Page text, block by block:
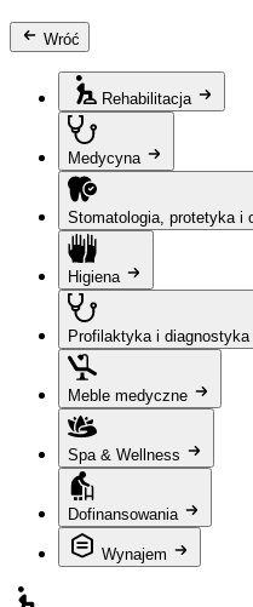
Wróć
Rehabilitacja
Medycyna
Stomatologia, protetyka i
Higiena
Profilaktyka i diagnostyka
Meble medyczne
Spa & Wellness
Dofinansowania
Wynajem